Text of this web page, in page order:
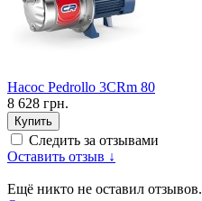
Насос Pedrollo 3CRm 80
8 628 грн.
Купить
Следить за отзывами
Оставить отзыв ↓
Ещё никто не оставил отзывов.